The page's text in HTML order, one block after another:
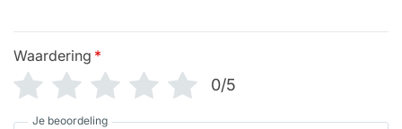
Waardering *
0/5
Je beoordeling